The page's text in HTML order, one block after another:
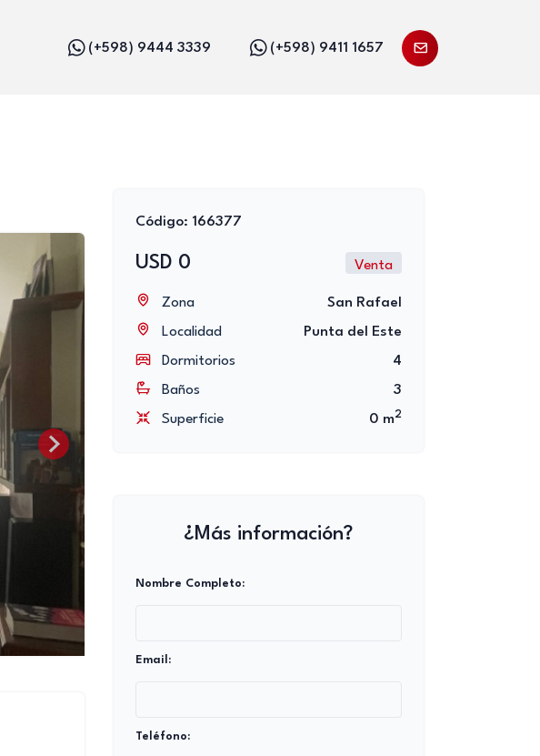
(+598) 9444 3339 (+598) 9411 1657
Código: 166377
USD 0 Venta
Zona
San Rafael
Localidad
Punta del Este
Dormitorios
4
Baños
3
Superficie
0 m2
¿Más información?
Nombre Completo:
Email:
Teléfono: